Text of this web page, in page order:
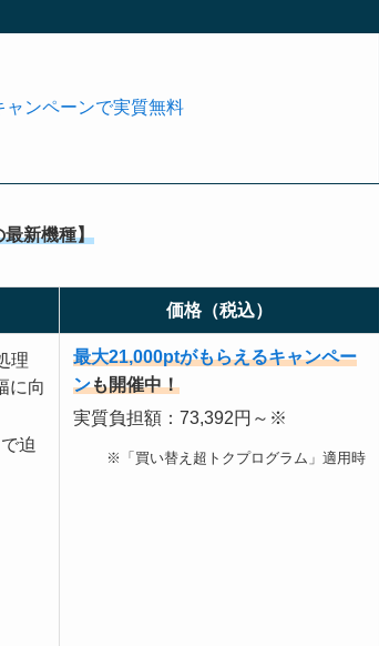
ンペーンで実質無料
最新機種】
価格（税込）
理
に向
迫
最大21,000ptがもらえるキャンペー
ンも開催中！
実質負担額：73,392円～※
※「買い替え超トクプログラム」適用時